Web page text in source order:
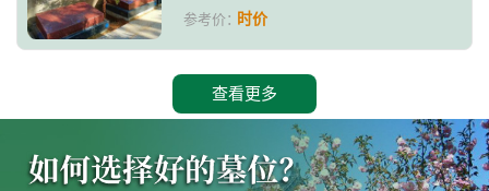
参考价：时价
查看更多